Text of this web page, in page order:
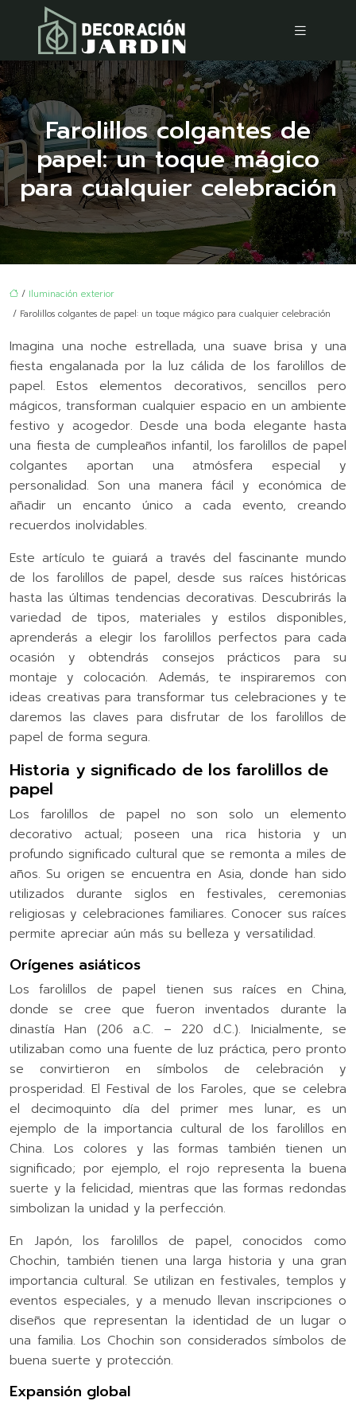
Farolillos colgantes de
papel: un toque mágico
para cualquier celebración
/ Iluminación exterior
/ Farolillos colgantes de papel: un toque mágico para cualquier celebración
Imagina una noche estrellada, una suave brisa y una
fiesta engalanada por la luz cálida de los farolillos de
papel. Estos elementos decorativos, sencillos pero
mágicos, transforman cualquier espacio en un ambiente
festivo y acogedor. Desde una boda elegante hasta
una fiesta de cumpleaños infantil, los farolillos de papel
colgantes aportan una atmósfera especial y
personalidad. Son una manera fácil y económica de
añadir un encanto único a cada evento, creando
recuerdos inolvidables.
Este artículo te guiará a través del fascinante mundo
de los farolillos de papel, desde sus raíces históricas
hasta las últimas tendencias decorativas. Descubrirás la
variedad de tipos, materiales y estilos disponibles,
aprenderás a elegir los farolillos perfectos para cada
ocasión y obtendrás consejos prácticos para su
montaje y colocación. Además, te inspiraremos con
ideas creativas para transformar tus celebraciones y te
daremos las claves para disfrutar de los farolillos de
papel de forma segura.
Historia y significado de los farolillos de
papel
Los farolillos de papel no son solo un elemento
decorativo actual; poseen una rica historia y un
profundo significado cultural que se remonta a miles de
años. Su origen se encuentra en Asia, donde han sido
utilizados durante siglos en festivales, ceremonias
religiosas y celebraciones familiares. Conocer sus raíces
permite apreciar aún más su belleza y versatilidad.
Orígenes asiáticos
Los farolillos de papel tienen sus raíces en China,
donde se cree que fueron inventados durante la
dinastía Han (206 a.C. – 220 d.C.). Inicialmente, se
utilizaban como una fuente de luz práctica, pero pronto
se convirtieron en símbolos de celebración y
prosperidad. El Festival de los Faroles, que se celebra
el decimoquinto día del primer mes lunar, es un
ejemplo de la importancia cultural de los farolillos en
China. Los colores y las formas también tienen un
significado; por ejemplo, el rojo representa la buena
suerte y la felicidad, mientras que las formas redondas
simbolizan la unidad y la perfección.
En Japón, los farolillos de papel, conocidos como
Chochin, también tienen una larga historia y una gran
importancia cultural. Se utilizan en festivales, templos y
eventos especiales, y a menudo llevan inscripciones o
diseños que representan la identidad de un lugar o
una familia. Los Chochin son considerados símbolos de
buena suerte y protección.
Expansión global